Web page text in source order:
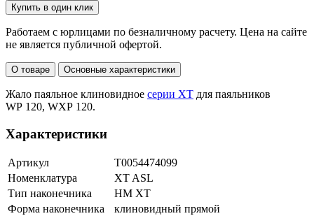
Купить в один клик
Работаем с юрлицами по безналичному расчету. Цена на сайте
не является публичной офертой.
О товаре Основные характеристики
Жало паяльное клиновидное серии XT для паяльников
WP 120, WXP 120.
Характеристики
Артикул
T0054474099
Номенклатура
XT ASL
Тип наконечника
HM XT
Форма наконечника
клиновидный прямой